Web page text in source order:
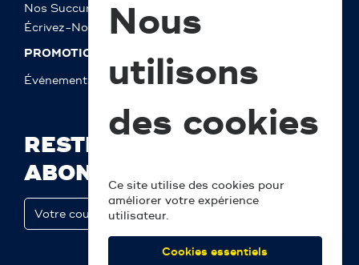
Nos Succursales
Écrivez-Nous
PROMOTIONS
Événements
RESTEZ À JOUR ET
ABONNEZ-VOUS
Nous
utilisons
des cookies
Ce site utilise des cookies pour
améliorer votre expérience
utilisateur.
Cookies essentiels